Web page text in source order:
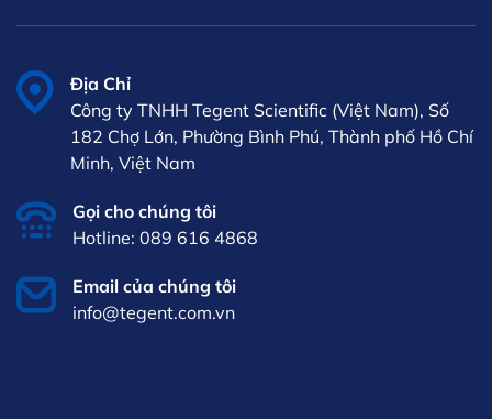
Địa Chỉ
Công ty TNHH Tegent Scientific (Việt Nam), Số
182 Chợ Lớn, Phường Bình Phú, Thành phố Hồ Chí
Minh, Việt Nam
Gọi cho chúng tôi
Hotline: 089 616 4868
Email của chúng tôi
info@tegent.com.vn